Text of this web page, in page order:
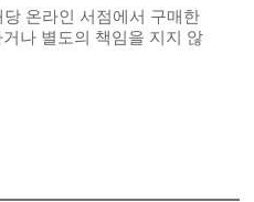
당 온라인 서점에서 구매한
나 별도의 책임을 지지 않